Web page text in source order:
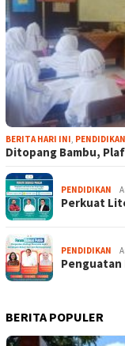
BERITA HARI INI, PENDIDIKAN
Ditopang Bambu,
PENDIDIKAN
Perkuat
PENDIDIKAN
Penguatan
BERITA POPULER